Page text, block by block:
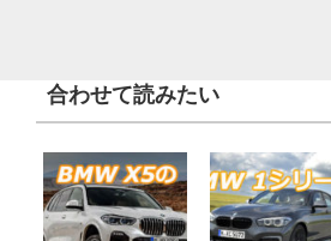
合わせて読みたい